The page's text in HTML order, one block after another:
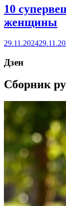
10
женщины
29.11.2024
Дзен
Сборник